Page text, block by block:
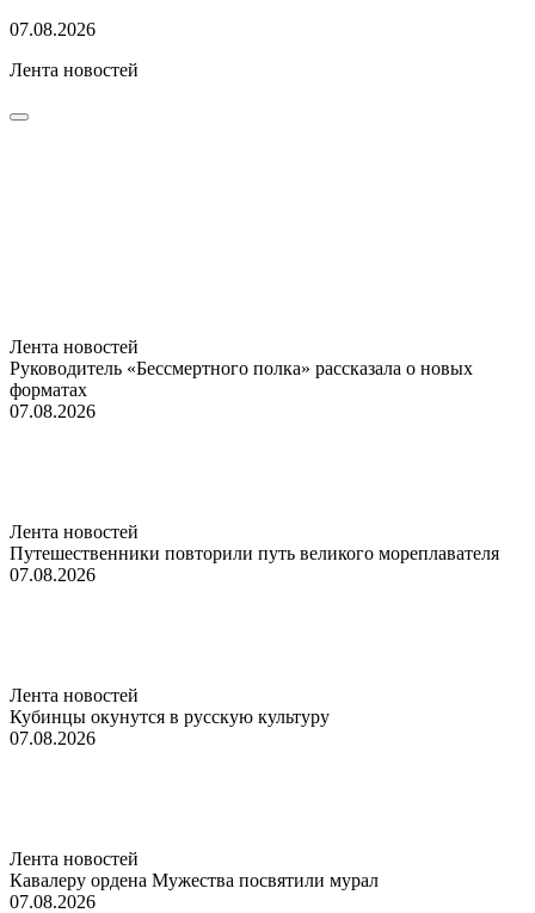
07.08.2026
Лента новостей
Лента новостей
Руководитель «Бессмертного полка» рассказала о новых
форматах
07.08.2026
Лента новостей
Путешественники повторили путь великого мореплавателя
07.08.2026
Лента новостей
Кубинцы окунутся в русскую культуру
07.08.2026
Лента новостей
Кавалеру ордена Мужества посвятили мурал
07.08.2026